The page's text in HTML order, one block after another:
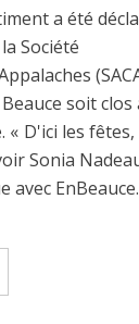
a été
Société
soit
« D'ici les
Sonia